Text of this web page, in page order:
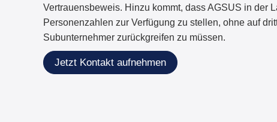
Vertrauensbeweis. Hinzu kommt, dass AGSUS in der
Personenzahlen zur Verfügung zu stellen, ohne auf
Subunternehmer zurückgreifen zu müssen.
Jetzt Kontakt aufnehmen